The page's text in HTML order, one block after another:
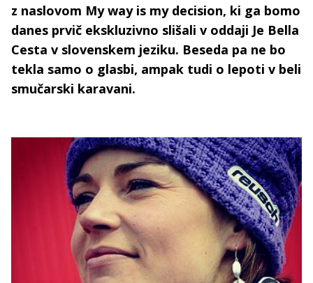
z naslovom My way is my decision, ki ga bomo
danes prvič ekskluzivno slišali v oddaji Je Bella
Cesta v slovenskem jeziku. Beseda pa ne bo
tekla samo o glasbi, ampak tudi o lepoti v beli
smučarski karavani.